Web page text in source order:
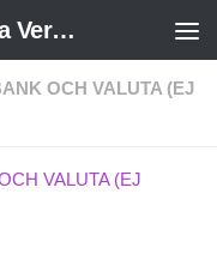
Välkomna till en Ny Framtida Verklighet
OCH VALUTA (EJ
VALUTA (EJ